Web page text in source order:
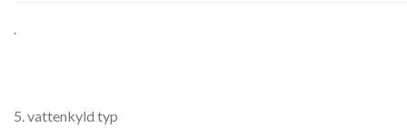
.
5. vattenkyld typ